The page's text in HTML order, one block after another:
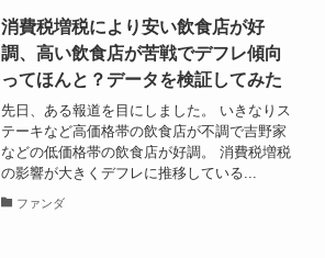
消費税増税により安い飲食店が好
調、高い飲食店が苦戦でデフレ傾向
ってほんと？データを検証してみた
先日、ある報道を目にしました。 いきなりス
テーキなど高価格帯の飲食店が不調で吉野家
などの低価格帯の飲食店が好調。 消費税増税
の影響が大きくデフレに推移している...
ファンダ